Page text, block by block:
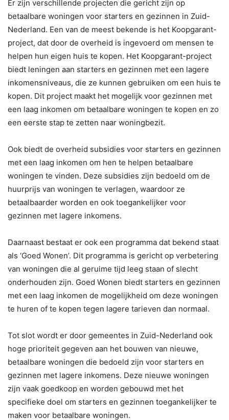
Er zijn verschillende projecten die gericht zijn op
betaalbare woningen voor starters en gezinnen in Zuid-
Nederland. Een van de meest bekende is het Koopgarant-
project, dat door de overheid is ingevoerd om mensen te
helpen hun eigen huis te kopen. Het Koopgarant-project
biedt leningen aan starters en gezinnen met een lagere
inkomensniveaus, die ze kunnen gebruiken om een huis te
kopen. Dit project maakt het mogelijk voor gezinnen met
een laag inkomen om betaalbare woningen te kopen en zo
een eerste stap te zetten naar woningbezit.
Ook biedt de overheid subsidies voor starters en gezinnen
met een laag inkomen om hen te helpen betaalbare
woningen te vinden. Deze subsidies zijn bedoeld om de
huurprijs van woningen te verlagen, waardoor ze
betaalbaarder worden en ook toegankelijker voor
gezinnen met lagere inkomens.
Daarnaast bestaat er ook een programma dat bekend staat
als ‘Goed Wonen’. Dit programma is gericht op verbetering
van woningen die al geruime tijd leeg staan of slecht
onderhouden zijn. Goed Wonen biedt starters en gezinnen
met een laag inkomen de mogelijkheid om deze woningen
te huren of te kopen tegen lagere tarieven dan normaal.
Tot slot wordt er door gemeentes in Zuid-Nederland ook
hoge prioriteit gegeven aan het bouwen van nieuwe,
betaalbare woningen die bedoeld zijn voor starters en
gezinnen met lagere inkomens. Deze nieuwe woningen
zijn vaak goedkoop en worden gebouwd met het
specifieke doel om starters en gezinnen toegankelijker te
maken voor betaalbare woningen.